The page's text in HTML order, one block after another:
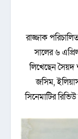
রাজ্জাক
সালের ৬
লিখেছেন
জসিম,
সিনেমাটির